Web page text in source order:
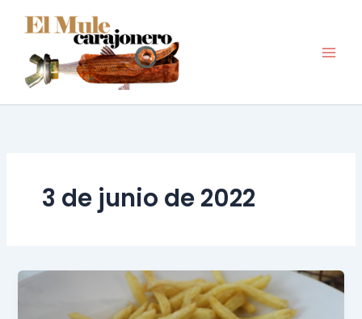
3 de junio de 2022